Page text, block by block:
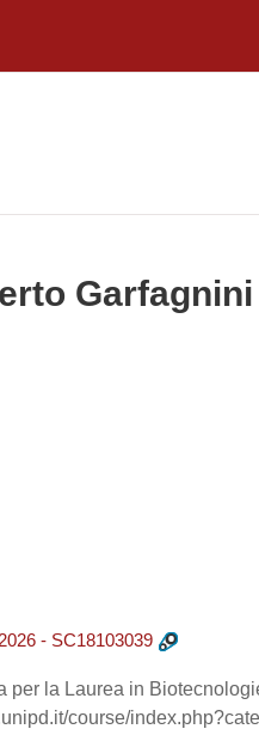
Garfagnini
- SC18103039
per la Laurea in
course/